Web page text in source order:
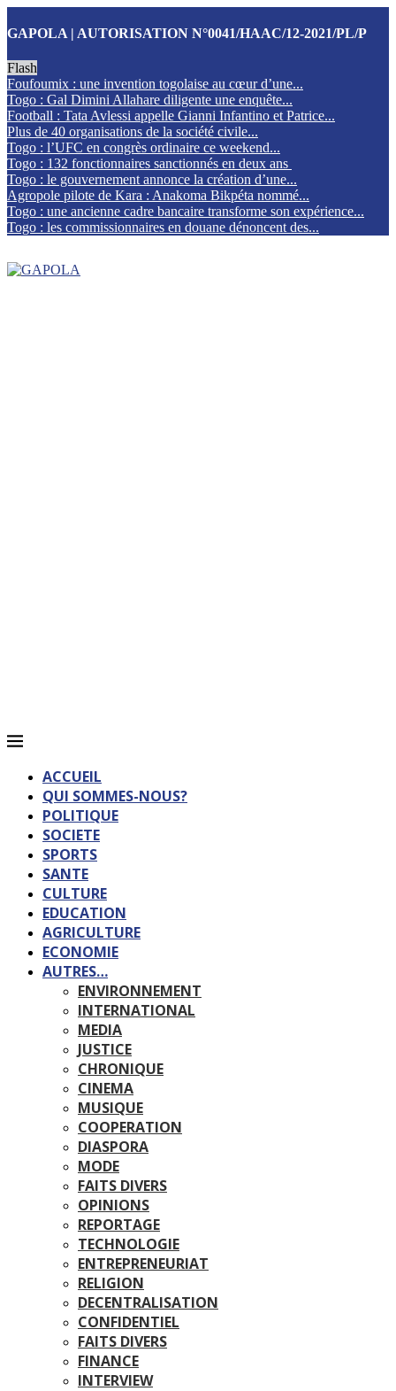
GAPOLA | AUTORISATION N°0041/HAAC/12-2021/PL/P
Flash
Foufoumix : une invention togolaise au cœur d’une...
Togo : Gal Dimini Allahare diligente une enquête...
Football : Tata Avlessi appelle Gianni Infantino et Patrice...
Plus de 40 organisations de la société civile...
Togo : l’UFC en congrès ordinaire ce weekend...
Togo : 132 fonctionnaires sanctionnés en deux ans
Togo : le gouvernement annonce la création d’une...
Agropole pilote de Kara : Anakoma Bikpéta nommé...
Togo : une ancienne cadre bancaire transforme son expérience...
Togo : les commissionnaires en douane dénoncent des...
ACCUEIL
QUI SOMMES-NOUS?
POLITIQUE
SOCIETE
SPORTS
SANTE
CULTURE
EDUCATION
AGRICULTURE
ECONOMIE
AUTRES…
ENVIRONNEMENT
INTERNATIONAL
MEDIA
JUSTICE
CHRONIQUE
CINEMA
MUSIQUE
COOPERATION
DIASPORA
MODE
FAITS DIVERS
OPINIONS
REPORTAGE
TECHNOLOGIE
ENTREPRENEURIAT
RELIGION
DECENTRALISATION
CONFIDENTIEL
FAITS DIVERS
FINANCE
INTERVIEW